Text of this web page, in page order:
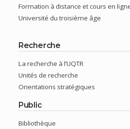
fenêtre)
(nouvelle
fenêtre)
Formation à distance et cours en
(nouvelle
Université du troisième âge
fenêtre)
Recherche
La recherche à l’UQTR
(nouvelle
fenêtre)
Unités de recherche
(nouvelle
Orientations stratégiques
(nouvelle
fenêtre)
Public
Bibliothèque